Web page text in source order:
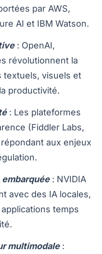
par AWS,
AI et IBM Watson.
: OpenAI,
révolutionnent la
textuels, visuels et
productivité.
: Les plateformes
(Fiddler Labs,
aux enjeux
embarquée: NVIDIA
avec des IA locales,
temps
multimodale: